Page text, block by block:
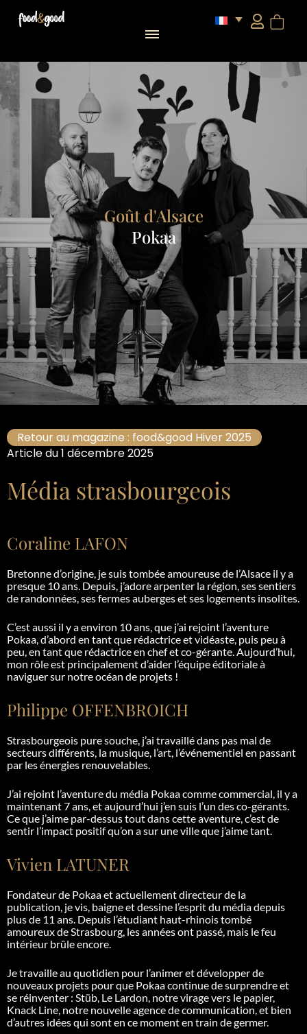
Goût d'Alsace
Pokaa
Retour au magazine : food&good Hiver 2025
Article du 1 décembre 2025
Média strasbourgeois
Coraline LAFON
Bretonne d’origine, je suis tombée amoureuse de l’Alsace il y a
presque 10 ans. Depuis, j’adore arpenter la région, ses sentiers
de randonnées, ses fermes auberges et ses logements insolites.
C’est aussi il y a environ 10 ans, que j’ai rejoint l’aventure
Pokaa, d’abord en tant que rédactrice et vidéaste, puis peu à
peu, en tant que rédactrice en chef et co-gérante. Aujourd’hui,
mon rôle est principalement d’aider l’équipe éditoriale à
naviguer sur notre océan de projets !
Philippe OFFENBROICH
Strasbourgeois pure souche, j’ai travaillé dans pas mal de
secteurs différents, la musique, l’art, l’événementiel en passant
par les énergies renouvelables.
J’ai rejoint l’aventure du média Pokaacomme commercial, il y a
maintenant 7 ans, et aujourd’hui j’en suis l’un des co-gérants.
Ce que j’aime par-dessus tout dans cette aventure, c’est de
sentir l’impact positif qu’on a sur une ville que j’aime tant.
Vivien LATUNER
Fondateur de Pokaaet actuellement directeur de la
publication, je vis, baigne et dessine l’esprit du média depuis
plus de 11 ans. Depuis l’étudiant haut-rhinois tombé
amoureux de Strasbourg, les années ont passé, mais le feu
intérieur brûle encore.
Je travaille au quotidien pour l’animer et développer de
nouveaux projets pour que Pokaacontinue de surprendre et
se réinventer : Stüb, Le Lardon, notre virage vers le papier,
Knack Line, notre nouvelle agence de communication, et bien
d’autres idées qui sont en ce moment en train de germer.